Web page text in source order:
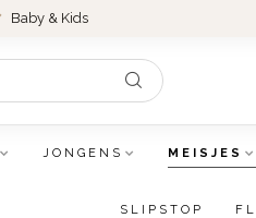
Baby & Kids
JONGENS MEISJES
SLIPSTOP